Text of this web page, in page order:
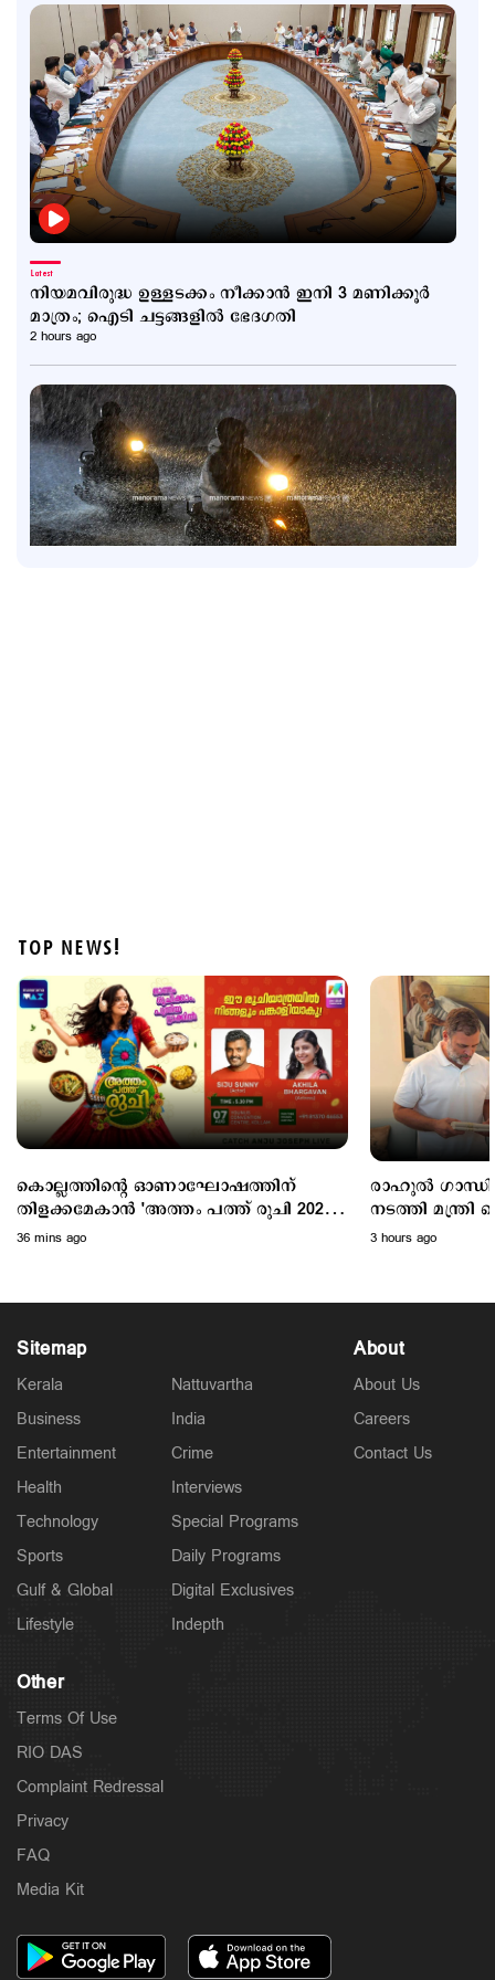
Latest
നിയമവിരുദ്ധ ഉള്ളടക്കം നീക്കാൻ ഇനി 3 മണിക്കൂർ
മാത്രം; ഐടി ചട്ടങ്ങളിൽ ഭേദഗതി
2 hours ago
Politics
പ്രധാനമന്ത്രിയുടെ വിദേശയാത്രകൾക്ക് 2021 മുതൽ
ചെലവായത് 557 കോടി രൂപ; കണക്കുകൾ
രാജ്യസഭയിൽ
6 hours ago
സാമൂഹികക്ഷേമ പെൻഷൻ ഇനി ബാങ്ക്
അക്കൗണ്ടിലേക്ക്; സഹകരണ ബാങ്കുകളെ ഒഴിവാക്കി
Latest
തീവ്രമഴ മുന്നറിയിപ്പ്
7 hours ago
TOP NEWS!
കൊല്ലത്തിന്റെ ഓണാഘോഷത്തിന്
തിളക്കമേകാൻ 'അത്തം പത്ത് രുചി 2026';
ഇന്നെത്തും
36 mins ago
രാഹുൽ
നടത്തി മന്ത്രി കെ.എ തുളസി;
ഓണക്കോടിയും
3 hours ago
Sitemap
Kerala
Business
Entertainment
Health
Technology
Sports
Gulf & Global
Lifestyle
Nattuvartha
India
Crime
Interviews
Special Programs
Daily Programs
Digital Exclusives
Indepth
About
About Us
Careers
Contact Us
Other
Terms Of Use
RIO DAS
Complaint Redressal
Privacy
FAQ
Media Kit